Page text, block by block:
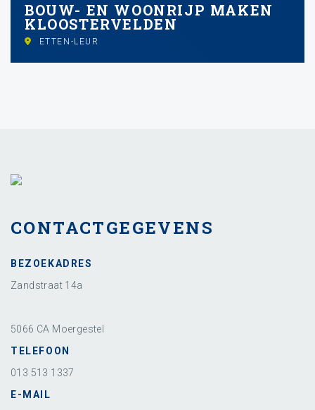
BOUW- EN WOONRIJP MAKEN
KLOOSTERVELDEN
ETTEN-LEUR
CONTACTGEGEVENS
BEZOEKADRES
Zandstraat 14a
5066 CA Moergestel
TELEFOON
013 513 1337
E-MAIL